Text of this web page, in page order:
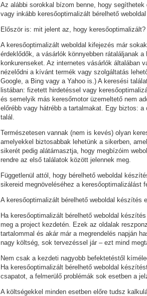
Az alábbi sorokkal bízom benne, hogy
vagy inkább keresőoptimalizált bérelhető
Először is: mit jelent az, hogy keresőoptimalizált?
A keresőoptimalizált weboldal kifejezés már
érdeklődők, a vásárlók könnyebben rátaláljanak
konkurenseket. Az internetes vásárlók általában
nézelődni a kívánt termék vagy szolgáltatás
Google, a Bing vagy a Yahoo is.) A keresési
listában: fizetett hirdetéssel vagy
és semelyik más keresőmotor üzemeltető nem
előrébb vagy hátrébb a tartalmakat. Egy biztos:
talál.
Természetesen vannak (nem is kevés) olyan
amelyekkel biztosabbak lehetünk a sikerben,
sikerét pedig alátámasztja, hogy megbízóim
rendre az első találatok között jelennek meg.
Függetlenül attól, hogy bérelhető weboldal
sikereid megnöveléséhez a keresőoptimalizálást
A keresőoptimalizált bérelhető weboldal készítés
Ha keresőoptimalizált bérelhető weboldal
meg a project kezdetén. Ezek az oldalak
tartalommal és akár már a megrendelés napján
nagy költség, sok tervezéssel jár – ezt mind
Nem csak a kezdeti nagyobb befektetéstől
Ha keresőoptimalizált bérelhető weboldal
csapatot, a felmerülő problémák sok esetben a
A költségekkel minden esetben előre tudsz